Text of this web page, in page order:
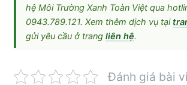
hệ Môi Trường Xanh Toàn Việt qua
0943.789.121. Xem thêm dịch vụ tại
gửi yêu cầu ở trang liên hệ.
Đánh giá bài